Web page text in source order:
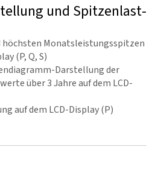
und Spitzen­last­
höchsten Monatsleistungsspitzen
(P, Q, S)
Darstellung der
über 3 Jahre auf dem LCD-
auf dem LCD-Display (P)